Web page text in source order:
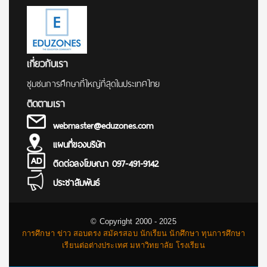
เกี่ยวกับเรา
ชุมชนการศึกษาที่ใหญ่ที่สุดในประเทศไทย
ติดตามเรา
webmaster@eduzones.com
แผนที่ของบริษัท
ติดต่อลงโฆษณา 097-491-9142
ประชาสัมพันธ์
© Copyright 2000 - 2025
การศึกษา ข่าว สอบตรง สมัครสอบ นักเรียน นักศึกษา ทุนการศึกษา
เรียนต่อต่างประเทศ มหาวิทยาลัย โรงเรียน